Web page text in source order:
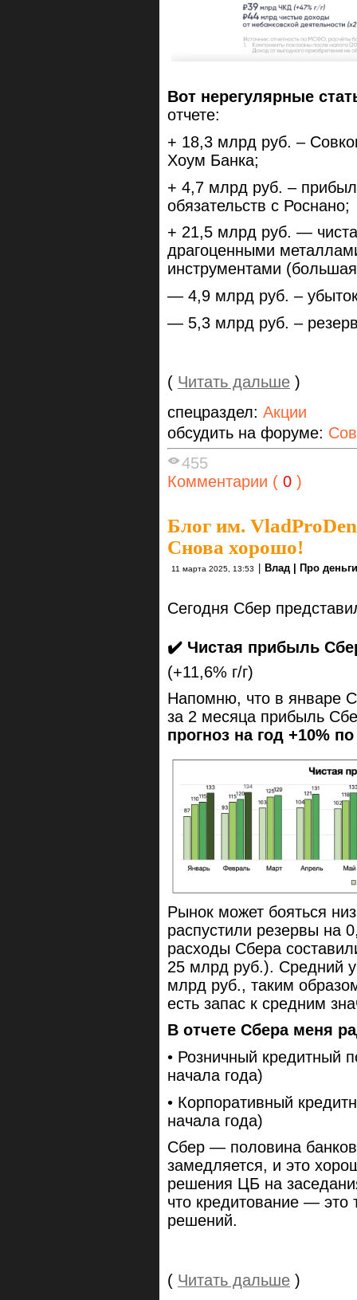
Вот нерегулярные
отчете:
+ 18,3 млрд руб. –
Хоум Банка;
+ 4,7 млрд руб. –
обязательств с Роснано;
+ 21,5 млрд руб. —
драгоценными
инструментами
— 4,9 млрд руб. –
— 5,3 млрд руб. –
( Читать дальше )
спецраздел: Акции
обсудить на форуме:
455
Комментарии ( 0 )
Блог им.
Снова хорошо!
11 марта 2025, 13:53 Влад | Про деньги
Сегодня Сбер
✔️ Чистая прибыль
(+11,6% г/г)
Напомню, что в январе
за 2 месяца прибыль
прогноз на год +10%
Рынок может бояться
распустили резервы на
расходы Сбера
25 млрд руб.). Средний
млрд руб., таким
есть запас к средним
В отчете Сбера меня
• Розничный кредитный
начала года)
• Корпоративный
начала года)
Сбер — половина
замедляется, и это
решения ЦБ на
что кредитование — это
решений.
( Читать дальше )